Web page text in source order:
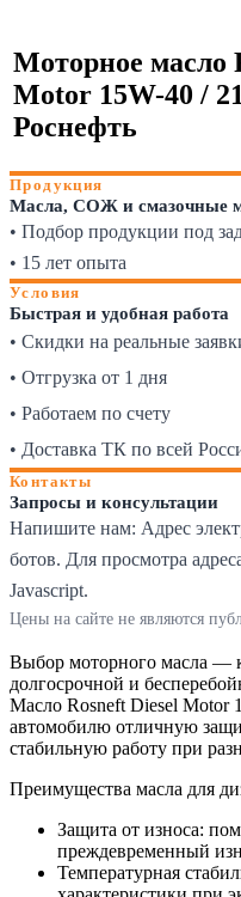
Моторное масло
Motor 15W-40 /
Роснефть
Продукция
Масла, СОЖ и смазочные
• Подбор продукции под
• 15 лет опыта
Условия
Быстрая и удобная работа
• Скидки на реальные
• Отгрузка от 1 дня
• Работаем по счету
• Доставка ТК по всей
Контакты
Запросы и консультации
Напишите нам: Адрес
ботов. Для просмотра
Javascript.
Цены на сайте не являются
Выбор моторного масла —
долгосрочной и
Масло Rosneft Diesel Motor
автомобилю отличную
стабильную работу при
Преимущества масла для
Защита от износа:
преждевременный
Температурная